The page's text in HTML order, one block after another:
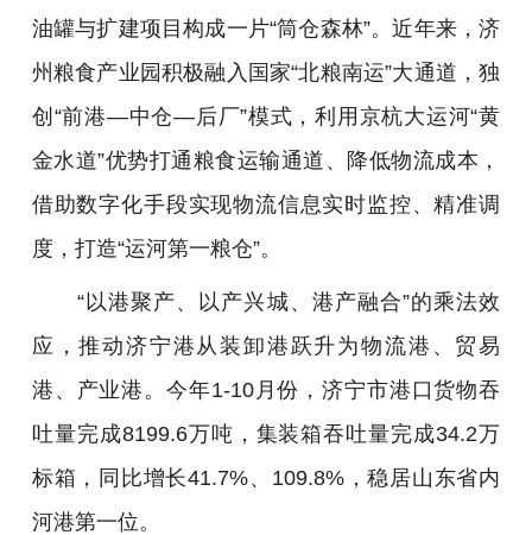
油罐与扩建项目构成一片“筒仓森林”。近年来，济
州粮食产业园积极融入国家“北粮南运”大通道，独
创“前港—中仓—后厂”模式，利用京杭大运河“黄
金水道”优势打通粮食运输通道、降低物流成本，
借助数字化手段实现物流信息实时监控、精准调
度，打造“运河第一粮仓”。
“以港聚产、以产兴城、港产融合”的乘法效
应，推动济宁港从装卸港跃升为物流港、贸易
港、产业港。今年1-10月份，济宁市港口货物吞
吐量完成8199.6万吨，集装箱吞吐量完成34.2万
标箱，同比增长41.7%、109.8%，稳居山东省内
河港第一位。